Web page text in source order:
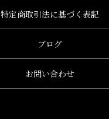
特定商取引法に基づく表記
ブログ
お問い合わせ